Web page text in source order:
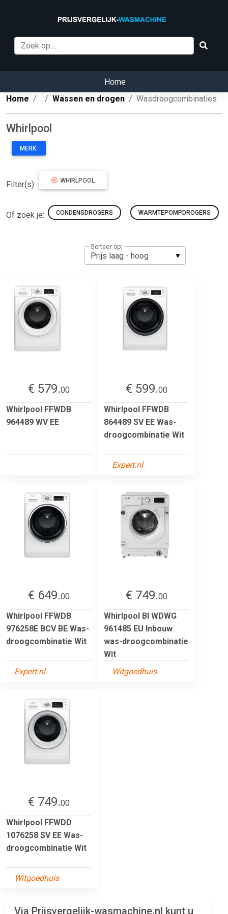
Home
Home
Wassen en drogen Wasdroogcombinaties
Whirlpool
MERK:
Filter(s): WHIRLPOOL
Of zoek je: CONDENSDROGERS WARMTEPOMPDROGERS
Sorteer op:
€ 579.00
Whirlpool FFWDB
964489 WV EE
€ 599.00
Whirlpool FFWDB
864489 SV EE Was-
droogcombinatie Wit
Expert.nl
€ 649.00
Whirlpool FFWDB
976258E BCV BE Was-
droogcombinatie Wit
Expert.nl
€ 749.00
Whirlpool BI WDWG
961485 EU Inbouw
was-droogcombinatie
Wit
Witgoedhuis
€ 749.00
Whirlpool FFWDD
1076258 SV EE Was-
droogcombinatie Wit
Witgoedhuis
Via Prijsvergelijk-wasmachine.nl kunt u